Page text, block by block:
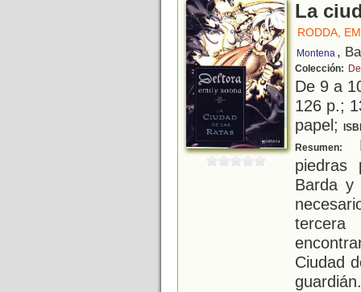
La
RODDA,
Montena ,
Colección:
De 9 a
126 p.;
papel;
Resumen:
piedras
Barda y
tercera
Ciudad
guardián.